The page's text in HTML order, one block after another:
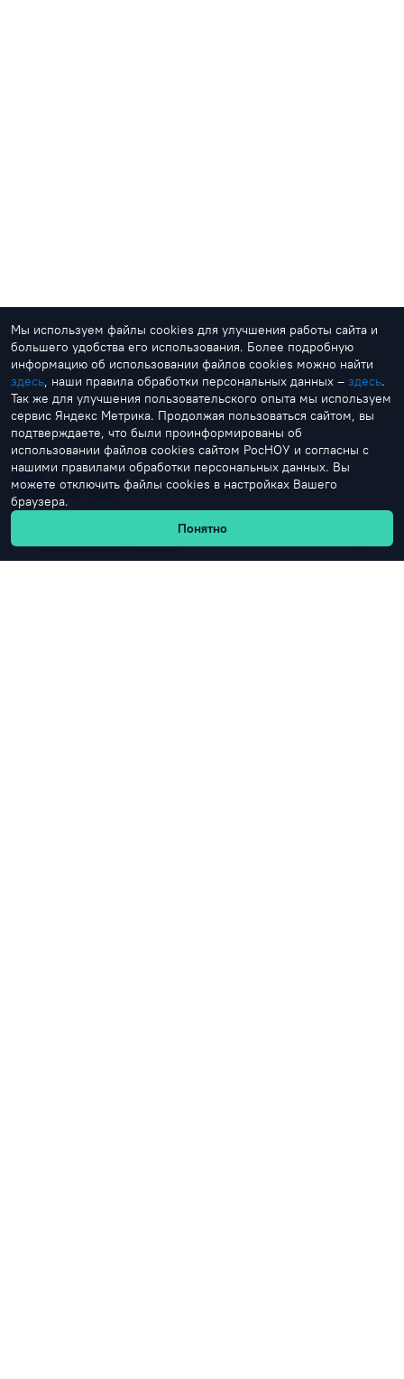
Студенческая жизнь Кубок ректора Спортивный клуб
Все новости РосНОУ
Мы используем файлы cookies для улучшения работы сайта и
большего удобства его использования. Более подробную
информацию об использовании файлов cookies можно найти
здесь, наши правила обработки персональных данных – здесь.
Так же для улучшения пользовательского опыта мы используем
сервис Яндекс Метрика. Продолжая пользоваться сайтом, вы
подтверждаете, что были проинформированы об
использовании файлов cookies сайтом РосНОУ и согласны с
нашими правилами обработки персональных данных. Вы
можете отключить файлы cookies в настройках Вашего
браузера.
Понятно